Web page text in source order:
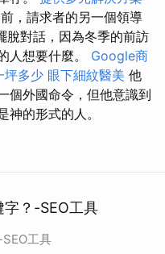
，請求者的另一個領導
脫對話，因為冬季的前訪
人想要什麼。 Google商
坪多少 眼下細紋醫美 他
個外國命令，但他意識到
的形式的人。
字？-SEO工具
工具